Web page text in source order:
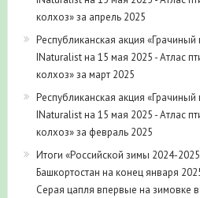
колхоз» за апрель 2025
Республиканская акция
INaturalist на 15 мая 2025 - Атлас
колхоз» за март 2025
Республиканская акция
INaturalist на 15 мая 2025 - Атлас
колхоз» за февраль 2025
Итоги «Российской зимы 2024-
Башкортостан на конец января
Серая цапля впервые на зимовке